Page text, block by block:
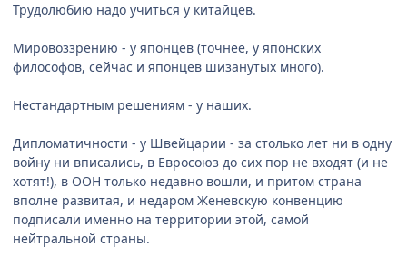
Трудолюбию надо учиться у китайцев.
Мировоззрению - у японцев (точнее, у японских
философов, сейчас и японцев шизанутых много).
Нестандартным решениям - у наших.
Дипломатичности - у Швейцарии - за столько лет ни в одну
войну ни вписались, в Евросоюз до сих пор не входят (и не
хотят!), в ООН только недавно вошли, и притом страна
вполне развитая, и недаром Женевскую конвенцию
подписали именно на территории этой, самой
нейтральной страны.